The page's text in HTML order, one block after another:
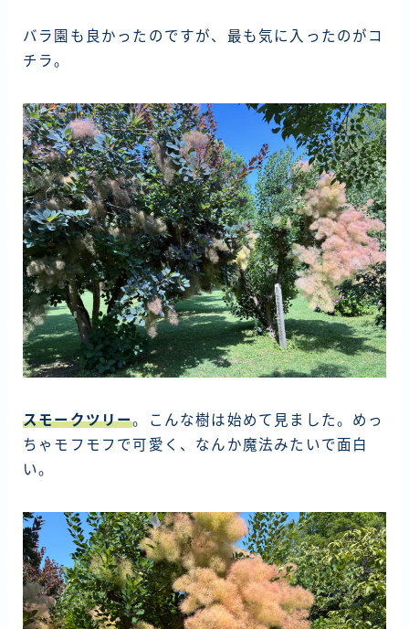
バラ園も良かったのですが、最も気に入ったのがコ
チラ。
スモークツリー。こんな樹は始めて見ました。めっ
ちゃモフモフで可愛く、なんか魔法みたいで面白
い。